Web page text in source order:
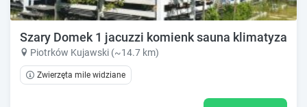
Szary Domek 1 jacuzzi komienk sauna
Piotrków Kujawski (~14.7 km)
Zwierzęta mile widziane